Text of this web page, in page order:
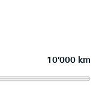
10'000 km